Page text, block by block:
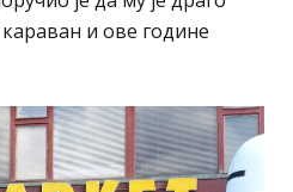
и ове године